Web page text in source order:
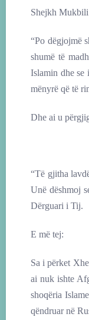
Shejkh Mukbili
“Po dëgjojmë
shumë të
Islamin dhe se
mënyrë që të
Dhe ai u
“Të gjitha
Unë dëshmoj
Dërguari i Tij.
E më tej:
Sa i përket
ai nuk ishte
shoqëria
qëndruar në